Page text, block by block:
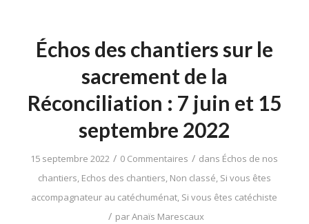
Échos des chantiers sur le
sacrement de la
Réconciliation : 7 juin et 15
septembre 2022
15 septembre 2022 / 0 Commentaires / dans Échos de nos
chantiers, Echos des chantiers, Non classé, Si vous êtes
accompagnateur au catéchuménat, Si vous êtes catéchiste
/ parAnaïs Marescaux